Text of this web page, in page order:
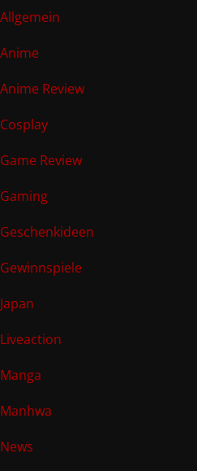
Allgemein
Anime
Anime Review
Cosplay
Game Review
Gaming
Geschenkideen
Gewinnspiele
Japan
Liveaction
Manga
Manhwa
News